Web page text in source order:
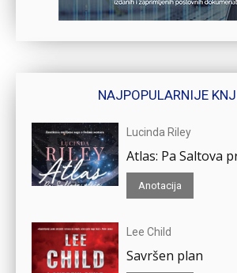
NAJPOPULARNIJE
Lucinda Riley
Atlas: Pa Saltova
Anotacija
Lee Child
Savršen plan